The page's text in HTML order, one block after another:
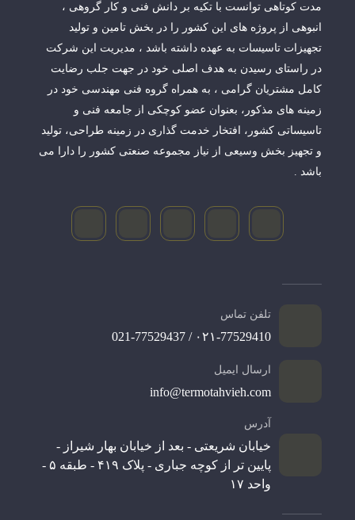
مدت کوتاهی توانست با تکیه بر دانش فنی و کار گروهی ،
انبوهی از پروژه های این کشور را در بخش تامین و تولید
تجهیزات تاسیسات به عهده داشته باشد ، مدیریت این شرکت
در راستای رسیدن به هدف اصلی خود در جهت جلب رضایت
کامل مشتریان گرامی ، به همراه گروه فنی مهندسی خود در
زمینه های مذکور، بعنوان عضو کوچکی از جامعه فنی و
تاسیساتی کشور، افتخار خدمت گذاری در زمینه طراحی، تولید
و تجهیز بخش وسیعی از نیاز مجموعه صنعتی کشور را دارا می
باشد .
تلفن تماس
۰۲۱-77529410 / 021-77529437
ارسال ایمیل
info@termotahvieh.com
آدرس
خیابان شریعتی - بعد از خیابان بهار شیراز -
پایین تر از کوچه جباری - پلاک ۴۱۹ - طبقه ۵ -
واحد ۱۷